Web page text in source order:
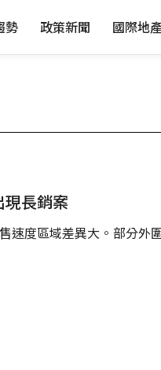
勢 政策新聞 國際地
長銷案
速度區域差異大。部分外